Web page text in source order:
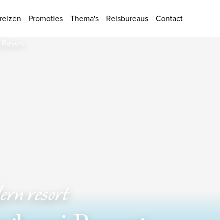
Promoties Thema's Reisbureaus Contact
resort